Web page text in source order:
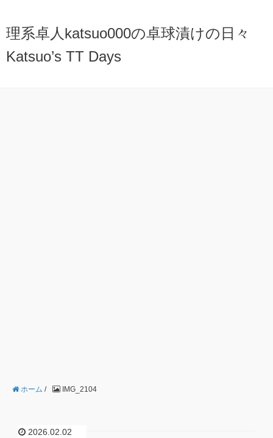
理系卓人katsuo000の卓球漬けの日々
Katsuo’s TT Days
ホーム / IMG_2104
2026.02.02